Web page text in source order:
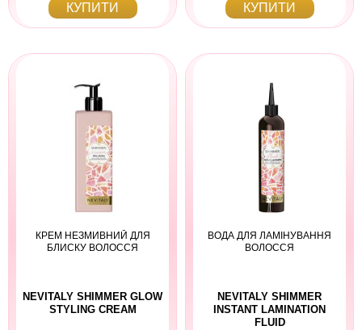
КУПИТИ
КУПИТИ
КРЕМ НЕЗМИВНИЙ ДЛЯ
БЛИСКУ ВОЛОССЯ
NEVITALY SHIMMER GLOW
STYLING CREAM
ВОДА ДЛЯ ЛАМІНУВАННЯ
ВОЛОССЯ
NEVITALY SHIMMER
INSTANT LAMINATION
FLUID